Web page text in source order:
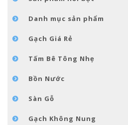
LIÊN HỆDanh mục sản phẩm
Gạch Giá Rẻ
Tấm Bê Tông Nhẹ
Bồn Nước
Sàn Gỗ
Gạch Không Nung